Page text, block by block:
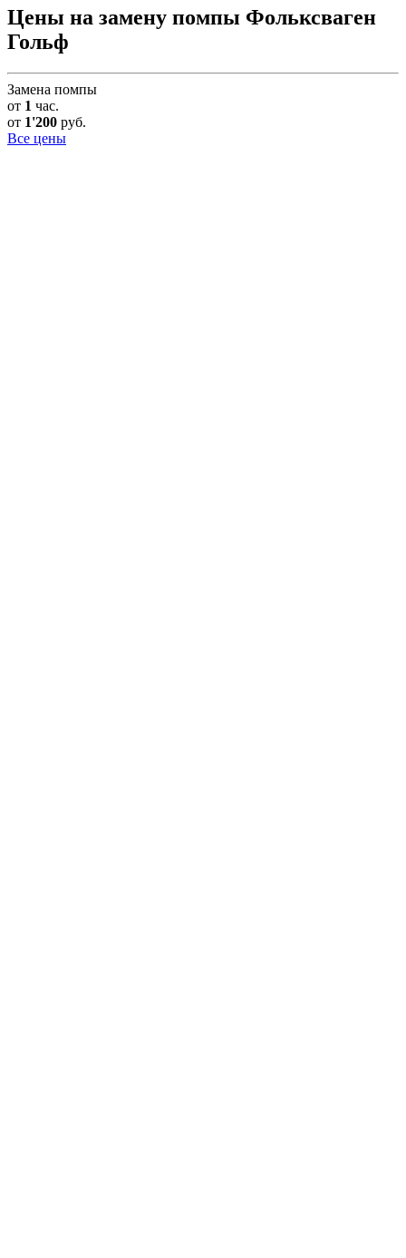
Цены на замену помпы Фольксваген
Гольф
Замена помпы
от 1 час.
от 1'200 руб.
Все цены